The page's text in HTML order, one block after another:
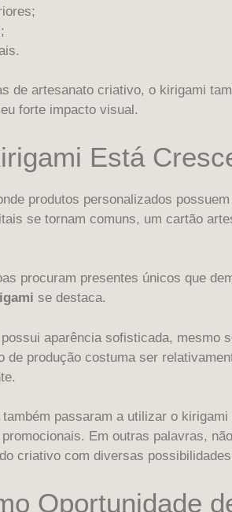
de artesanato criativo, o kirigami
forte impacto visual.
Está
produtos personalizados
se tornam comuns, um cartão
procuram presentes únicos que
se destaca.
aparência sofisticada, mesmo
de produção costuma ser
passaram a utilizar o
Em outras palavras,
criativo com diversas
Oportunidade